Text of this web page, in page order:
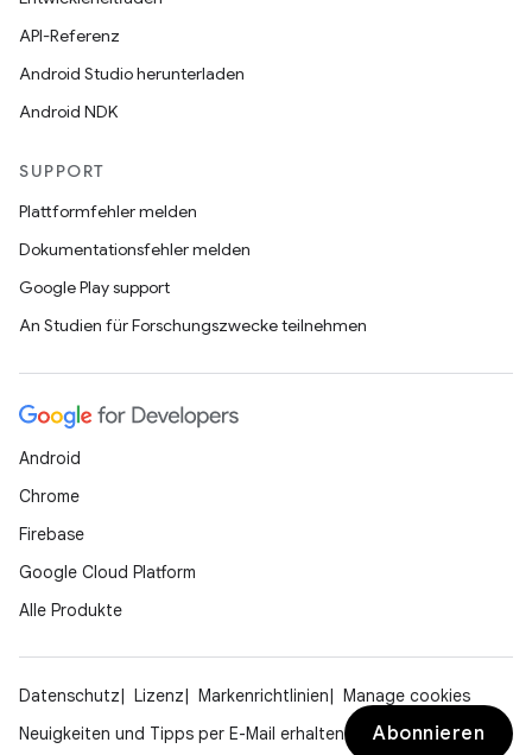
API-Referenz
Android Studio herunterladen
Android NDK
SUPPORT
Plattformfehler melden
Dokumentationsfehler melden
Google Play support
An Studien für Forschungszwecke teilnehmen
Android
Chrome
Firebase
Google Cloud Platform
Alle Produkte
Datenschutz Lizenz Markenrichtlinien
Manage cookies
Neuigkeiten und Tipps per E-Mail erhalten
Abonnieren